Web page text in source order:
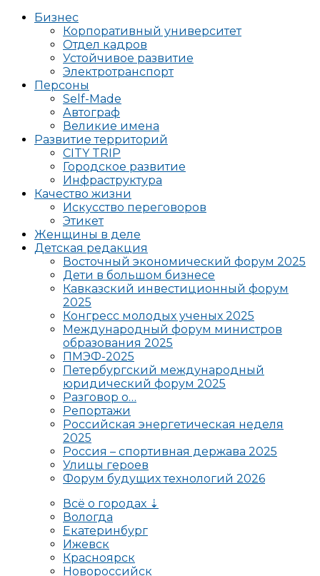
Бизнес
Корпоративный университет
Отдел кадров
Устойчивое развитие
Электротранспорт
Персоны
Self-Made
Автограф
Великие имена
Развитие территорий
CITY TRIP
Городское развитие
Инфраструктура
Качество жизни
Искусство переговоров
Этикет
Женщины в деле
Детская редакция
Восточный экономический форум 2025
Дети в большом бизнесе
Кавказский инвестиционный форум
2025
Конгресс молодых ученых 2025
Международный форум министров
образования 2025
ПМЭФ-2025
Петербургский международный
юридический форум 2025
Разговор о…
Репортажи
Российская энергетическая неделя
2025
Россия – спортивная держава 2025
Улицы героев
Форум будущих технологий 2026
Всё о городах ⇣
Вологда
Екатеринбург
Ижевск
Красноярск
Новороссийск